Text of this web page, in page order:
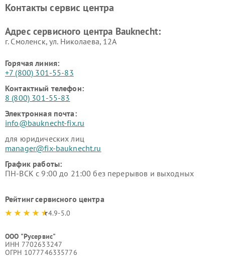
Контакты сервис центра
Адрес сервисного центра Bauknecht:
г. Смоленск, ул. Николаева, 12А
Горячая линия:
+7 (800) 301-55-83
Контактный телефон:
8 (800) 301-55-83
Электронная почта:
info@bauknecht-fix.ru
для юридических лиц
manager@fix-bauknecht.ru
График работы:
ПН-ВСК с 9:00 до 21:00 без перерывов и выходных
Рейтинг сервисного центра
4.9-5.0
ООО "Русервис"
ИНН 7702633247
ОГРН 1077746335776